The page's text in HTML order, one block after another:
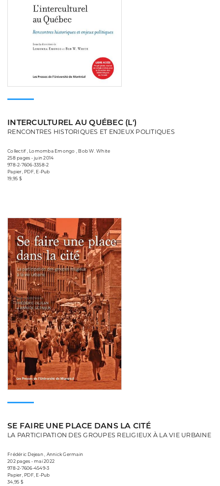
INTERCULTUREL AU QUÉBEC (L')
RENCONTRES HISTORIQUES ET ENJEUX POLITIQUES
Collectif , Lomomba Emongo , Bob W. White
258 pages • juin 2014
978-2-7606-3358-2
Papier, PDF, E-Pub
19,95 $
SE FAIRE UNE PLACE DANS LA CITÉ
LA PARTICIPATION DES GROUPES RELIGIEUX À LA VIE URBAINE
Frédéric Dejean , Annick Germain
202 pages • mai 2022
978-2-7606-4549-3
Papier, PDF, E-Pub
34,95 $